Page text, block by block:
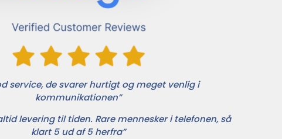
service, de svarer hurtigt og meget venlig i
kommunikationen”
levering til tiden. Rare mennesker i telefonen, så
klart 5 ud af 5 herfra”